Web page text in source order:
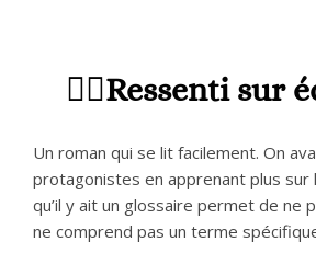
✍🏻Ressenti sur
Un roman qui se lit facilement. On
protagonistes en apprenant plus sur
qu’il y ait un glossaire permet de ne
ne comprend pas un terme